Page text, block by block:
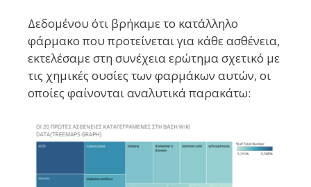
Δεδομένου ότι βρήκαμε το κατάλληλο
φάρμακο που προτείνεται για κάθε ασθένεια,
εκτελέσαμε στη συνέχεια ερώτημα σχετικό με
τις χημικές ουσίες των φαρμάκων αυτών, οι
οποίες φαίνονται αναλυτικά παρακάτω: